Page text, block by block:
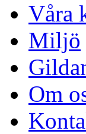
Våra
Miljö
Om